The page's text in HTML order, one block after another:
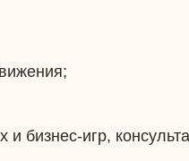
бизнес-игр,